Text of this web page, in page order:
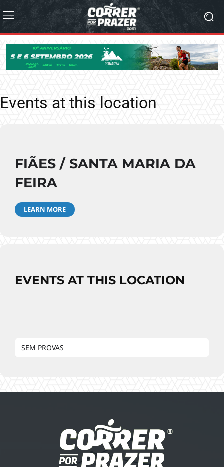
Events at this location
FIÃES / SANTA MARIA DA
FEIRA
LEARN MORE
EVENTS AT THIS LOCATION
SEM PROVAS